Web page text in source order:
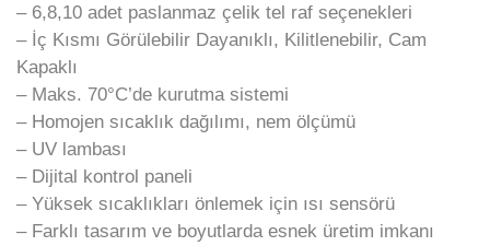
– 6,8,10 adet paslanmaz çelik tel raf seçenekleri
– İç Kısmı Görülebilir Dayanıklı, Kilitlenebilir, Cam
Kapaklı
– Maks. 70°C’de kurutma sistemi
– Homojen sıcaklık dağılımı, nem ölçümü
– UV lambası
– Dijital kontrol paneli
– Yüksek sıcaklıkları önlemek için ısı sensörü
– Farklı tasarım ve boyutlarda esnek üretim imkanı